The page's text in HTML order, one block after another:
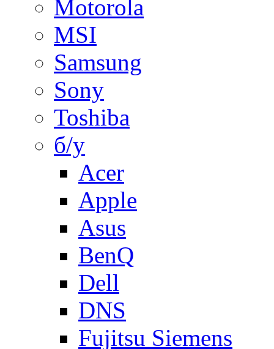
Motorola
MSI
Samsung
Sony
Toshiba
б/у
Acer
Apple
Asus
BenQ
Dell
DNS
Fujitsu Siemens